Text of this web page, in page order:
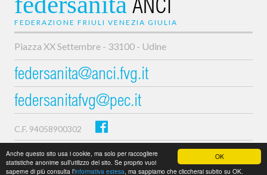
OK
Anche questo sito usa i cookie, ma solo per raccogliere
statistiche anonime sull’utilizzo del sito. Se proprio vuoi
saperne di più consulta l’informativa estesa, ma sappiamo che cliccherai subito su OK.
ANCI
FEDERAZIONE FRIULI VENEZIA GIULIA
Piazza XX Settembre - 33100 - Udine
federsanita@anci.fvg.it
federsanitafvg@pec.it
C.F. 94058900302
Privacy e cookie policy